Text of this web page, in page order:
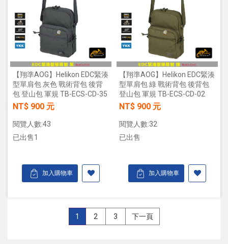
【翔準AOG】Helikon EDC緊湊
型單肩包 灰色 戰術背包 後背
包 登山包 軍規 TB-ECS-CD-35
NT$ 900 元
閱覽人數:43
已出售1
加入購物車
【翔準AOG】Helikon EDC緊湊
型單肩包 綠 戰術背包 後背包
登山包 軍規 TB-ECS-CD-02
NT$ 900 元
閱覽人數:32
已出售
加入購物車
1 2 3 下一頁